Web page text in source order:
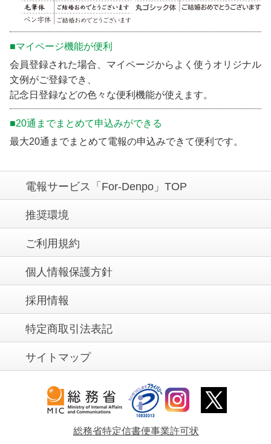
■マイページ機能が便利
会員登録された場合、マイページからよく使うオリジナル
文例がご登録でき、
記念日登録などの色々な便利機能が使えます。
■20通までまとめて申込みができる
最大20通までまとめて電報の申込みできて便利です。
電報サービス「For-Denpo」TOP
推奨環境
ご利用規約
個人情報保護方針
採用情報
特定商取引法表記
サイトマップ
総務省特定信書便事業許可状